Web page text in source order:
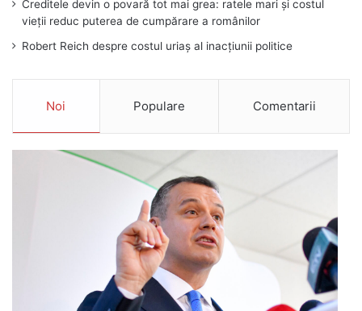
Creditele devin o povară tot mai grea: ratele mari și costul
vieții reduc puterea de cumpărare a românilor
Robert Reich despre costul uriaș al inacțiunii politice
Noi Populare Comentarii